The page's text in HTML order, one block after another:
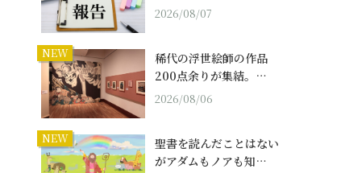
2026/08/07
NEW
稀代の浮世絵師の作品
200点余りが集結。…
2026/08/06
NEW
聖書を読んだことはない
がアダムもノアも知…